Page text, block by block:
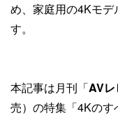
め、家庭用の4Kモデ
す。
本記事は月刊「AV
売）の特集「4Kのす